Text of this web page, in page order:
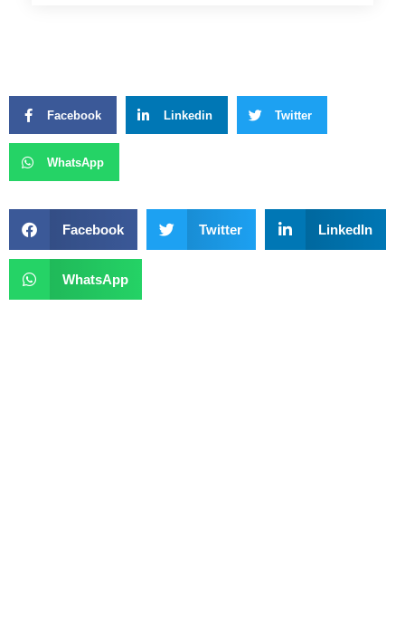
Facebook Linkedin Twitter
WhatsApp
Facebook Twitter LinkedIn
WhatsApp